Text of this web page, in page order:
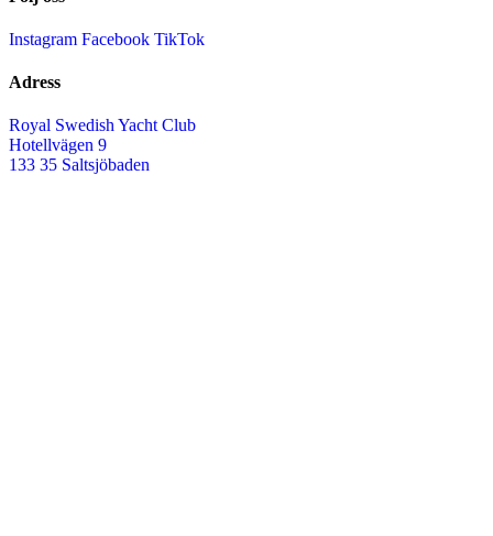
Instagram Facebook TikTok
Adress
Royal Swedish Yacht Club
Hotellvägen 9
133 35 Saltsjöbaden